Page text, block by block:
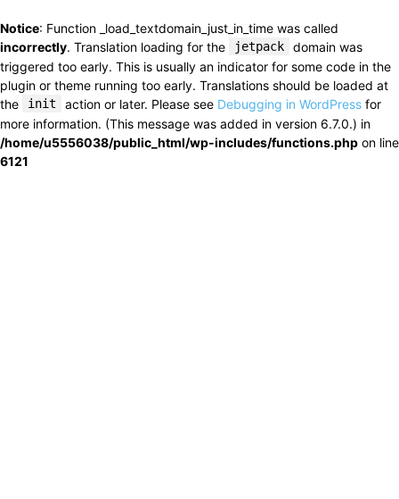
Notice: Function _load_textdomain_just_in_time was called
incorrectly. Translation loading for the jetpack
domain was
triggered too early. This is usually an indicator for some code in the
plugin or theme running too early. Translations should be loaded at
the
init action or later. Please see Debugging in WordPress for
more information. (This message was added in version 6.7.0.) in
/home/u5556038/public_html/wp-includes/functions.php on line
6121